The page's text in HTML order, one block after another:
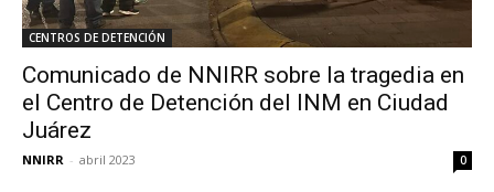
CENTROS DE DETENCIÓN
Comunicado de NNIRR sobre la tragedia en
el Centro de Detención del INM en Ciudad
Juárez
NNIRR - abril 2023 0